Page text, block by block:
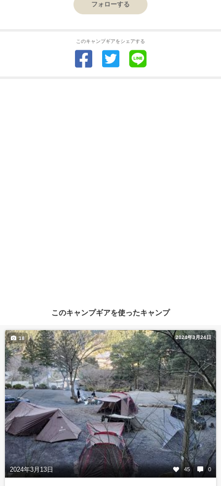
フォローする
このキャンプギアをシェアする
このキャンプギアを使ったキャンプ
2024年3月24日
2024年3月13日 45 0
18